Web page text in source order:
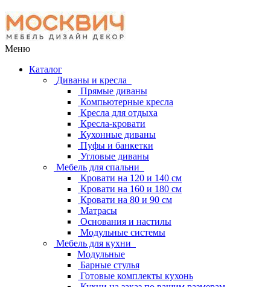
Меню
Каталог
Диваны и кресла
Прямые диваны
Компьютерные кресла
Кресла для отдыха
Кресла-кровати
Кухонные диваны
Пуфы и банкетки
Угловые диваны
Мебель для спальни
Кровати на 120 и 140 см
Кровати на 160 и 180 см
Кровати на 80 и 90 см
Матрасы
Основания и настилы
Модульные системы
Мебель для кухни
Модульные
Барные стулья
Готовые комплекты кухонь